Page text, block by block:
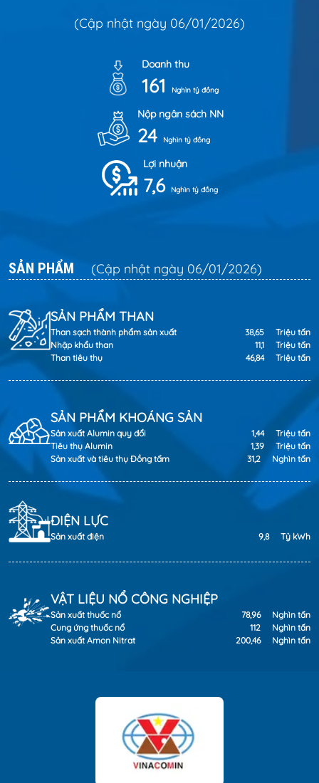
(Cập nhật ngày 06/01/2026)
Doanh thu
161 Nghìn tỷ đồng
Nộp ngân sách NN
24 Nghìn tỷ đồng
Lợi nhuận
7,6 Nghìn tỷ đồng
SẢN PHẨM (Cập nhật ngày 06/01/2026)
SẢN PHẨM THAN
Than sạch thành phẩm sản xuất 38,65
Triệu tấn
Nhập khẩu than
11,1
Triệu tấn
Than tiêu thụ
46,84 Triệu tấn
SẢN PHẨM KHOÁNG SẢN
Sản xuất Alumin quy đổi 1,44
Triệu tấn
Tiêu thụ Alumin
1,39
Triệu tấn
Sản xuất và tiêu thụ Đồng tấm
31,2 Nghìn tấn
ĐIỆN LỰC
Sản xuất điện 9,8 Tỷ kWh
VẬT LIỆU NỔ CÔNG NGHIỆP
Sản xuất thuốc nổ 78,96
Nghìn tấn
Cung ứng thuốc nổ
112
Nghìn tấn
Sản xuất Amon Nitrat
200,46 Nghìn tấn